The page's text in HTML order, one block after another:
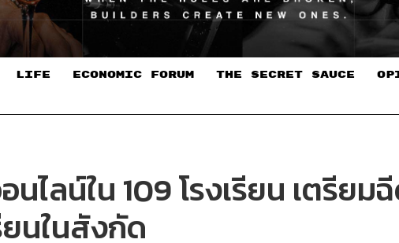
LIFE ECONOMIC FORUM THE SECRET SAUCE​
นไลน์ใน 109 โรงเรียน เตรีย
ยนในสังกัด